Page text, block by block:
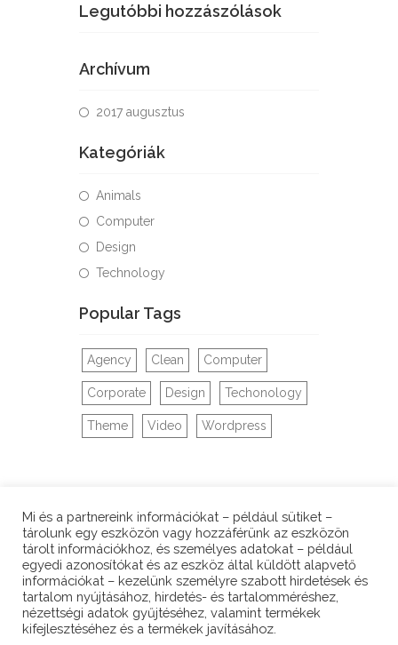
Legutóbbi hozzászólások
Archívum
2017 augusztus
Kategóriák
Animals
Computer
Design
Technology
Popular Tags
Agency Clean Computer
Corporate Design Techonology
Theme Video Wordpress
KAPCSOLAT / CONTACT
Mi és a partnereink információkat – például sütiket –
tárolunk egy eszközön vagy hozzáférünk az eszközön
tárolt információkhoz, és személyes adatokat – például
egyedi azonosítókat és az eszköz által küldött alapvető
információkat – kezelünk személyre szabott hirdetések és
tartalom nyújtásához, hirdetés- és tartalomméréshez,
nézettségi adatok gyűjtéséhez, valamint termékek
kifejlesztéséhez és a termékek javításához.